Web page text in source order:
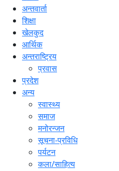
अन्तवार्ता
शिक्षा
खेलकुद
आर्थिक
अन्तराष्ट्रिय
प्रवास
प्रदेश
अन्य
स्वास्थ्य
समाज
मनोरन्जन
सूचना-प्रविधि
पर्यटन
कला/साहित्य